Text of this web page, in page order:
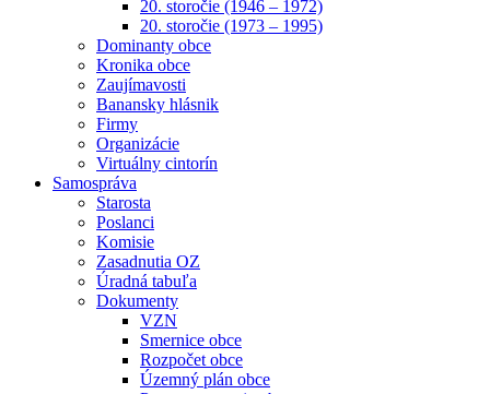
20. storočie (1946 – 1972)
20. storočie (1973 – 1995)
Dominanty obce
Kronika obce
Zaujímavosti
Banansky hlásnik
Firmy
Organizácie
Virtuálny cintorín
Samospráva
Starosta
Poslanci
Komisie
Zasadnutia OZ
Úradná tabuľa
Dokumenty
VZN
Smernice obce
Rozpočet obce
Územný plán obce